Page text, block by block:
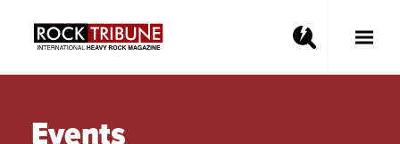
Toggle